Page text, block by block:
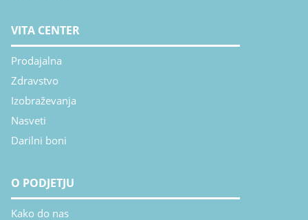
VITA CENTER
Prodajalna
Zdravstvo
Izobraževanja
Nasveti
Darilni boni
O PODJETJU
Kako do nas